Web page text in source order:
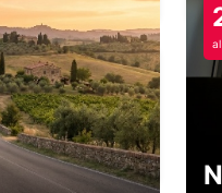
WARSAW HOTEL NOVOTEL CENTRUM MPOINT